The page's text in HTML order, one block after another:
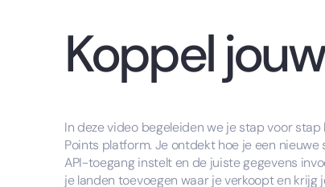
Koppel
In deze video begeleiden we je stap voor
Points platform. Je ontdekt hoe je een
API-toegang instelt en de juiste gegevens
je landen toevoegen waar je verkoopt en